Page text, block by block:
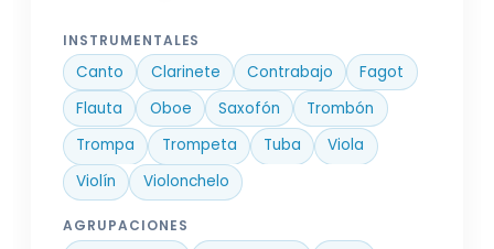
INSTRUMENTALES
Canto Clarinete Contrabajo
Fagot
Flauta
Oboe Saxofón
Trombón
Trompa
Trompeta Tuba
Viola
Violín
Violonchelo
AGRUPACIONES